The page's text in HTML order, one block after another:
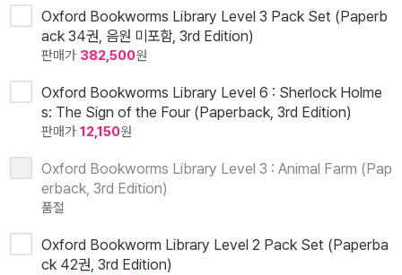
Oxford Bookworms Library Level 3 Pack Set (Paperb
ack 34권, 음원 미포함, 3rd Edition)
판매가 382,500원
Oxford Bookworms Library Level 6 : Sherlock Holme
s: The Sign of the Four (Paperback, 3rd Edition)
판매가 12,150원
Oxford Bookworms Library Level 3 : Animal Farm (Pap
erback, 3rd Edition)
품절
Oxford Bookworm Library Level 2 Pack Set (Paperba
ck 42권, 3rd Edition)